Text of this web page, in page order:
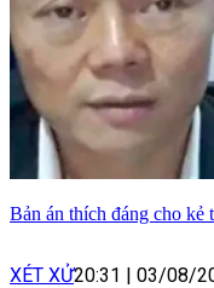
Bản án thích đáng cho kẻ
XÉT XỬ20:31 | 03/08/